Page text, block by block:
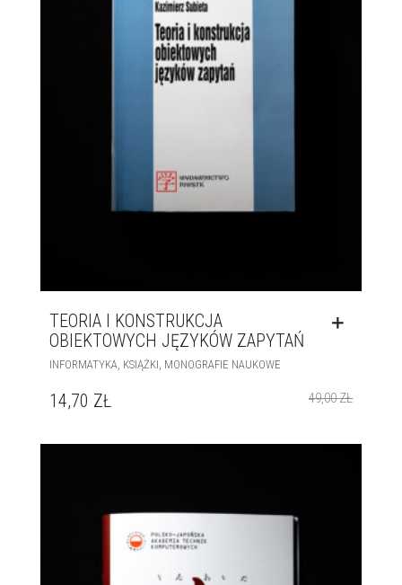
TEORIA I KONSTRUKCJA
OBIEKTOWYCH JĘZYKÓW ZAPYTAŃ
INFORMATYKA KSIĄŻKI MONOGRAFIE NAUKOWE
49,00ZŁ
14,70 ZŁ